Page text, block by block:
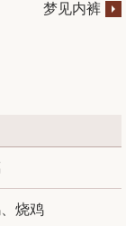
梦见内裤
烧鸡